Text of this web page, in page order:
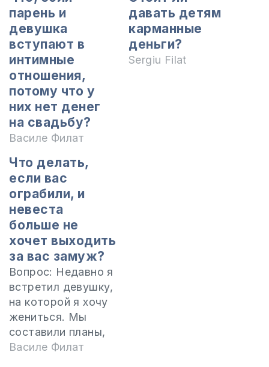
парень и
девушка
вступают в
интимные
отношения,
потому что у
них нет денег
на свадьбу?
Василе Филат
давать детям
карманные
деньги?
Sergiu Filat
Что делать,
если вас
ограбили, и
невеста
больше не
хочет выходить
за вас замуж?
Вопрос: Недавно я
встретил девушку,
на которой я хочу
жениться. Мы
составили планы,
как мы это
Василе Филат